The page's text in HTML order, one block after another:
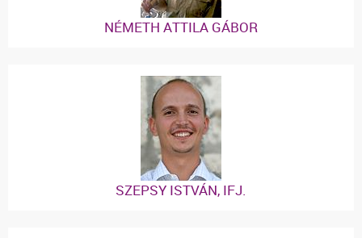
NÉMETH ATTILA GÁBOR
SZEPSY ISTVÁN, IFJ.